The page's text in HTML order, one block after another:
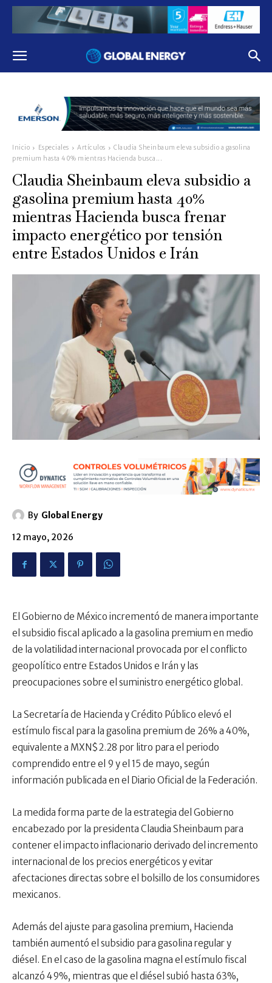
Inicio Especiales Artículos
Claudia Sheinbaum eleva subsidio a gasolina
premium hasta 40% mientras Hacienda busca...
Claudia Sheinbaum eleva subsidio a
gasolina premium hasta 40%
mientras Hacienda busca frenar
impacto energético por tensión
entre Estados Unidos e Irán
By Global Energy
12 mayo, 2026
El Gobierno de México incrementó de manera importante
el subsidio fiscal aplicado a la gasolina premium en medio
de la volatilidad internacional provocada por el conflicto
geopolítico entre Estados Unidos e Irán y las
preocupaciones sobre el suministro energético global.
La Secretaría de Hacienda y Crédito Público elevó el
estímulo fiscal para la gasolina premium de 26% a 40%,
equivalente a MXN$2.28 por litro para el periodo
comprendido entre el 9 y el 15 de mayo, según
información publicada en el Diario Oficial de la Federación.
La medida forma parte de la estrategia del Gobierno
encabezado por la presidenta Claudia Sheinbaum para
contener el impacto inflacionario derivado del incremento
internacional de los precios energéticos y evitar
afectaciones directas sobre el bolsillo de los consumidores
mexicanos.
Además del ajuste para gasolina premium, Hacienda
también aumentó el subsidio para gasolina regular y
diésel. En el caso de la gasolina magna el estímulo fiscal
alcanzó 49%, mientras que el diésel subió hasta 63%,